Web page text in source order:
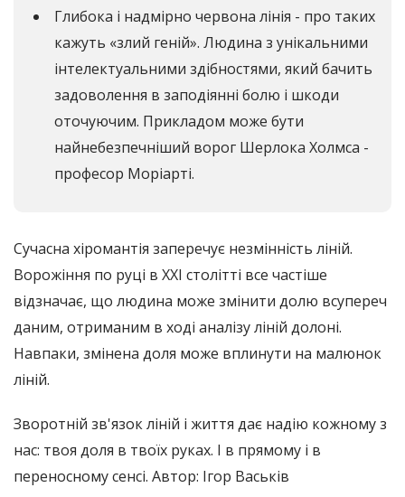
Глибока і надмірно червона лінія - про таких
кажуть «злий геній». Людина з унікальними
інтелектуальними здібностями, який бачить
задоволення в заподіянні болю і шкоди
оточуючим. Прикладом може бути
найнебезпечніший ворог Шерлока Холмса -
професор Моріарті.
Сучасна хіромантія заперечує незмінність ліній.
Ворожіння по руці в XXI столітті все частіше
відзначає, що людина може змінити долю всупереч
даним, отриманим в ході аналізу ліній долоні.
Навпаки, змінена доля може вплинути на малюнок
ліній.
Зворотній зв'язок ліній і життя дає надію кожному з
нас: твоя доля в твоїх руках. І в прямому і в
переносному сенсі. Автор: Ігор Васьків